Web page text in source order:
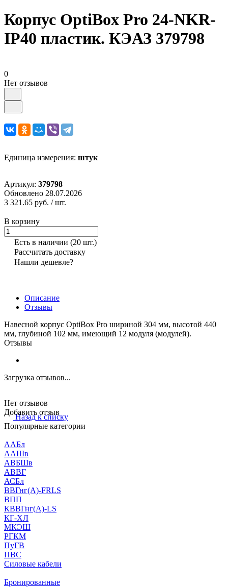
Корпус OptiBox Pro 24-NKR-
IP40 пластик. КЭАЗ 379798
0
Нет отзывов
Единица измерения: штук
Артикул: 379798
Обновлено 28.07.2026
3 321.65 руб. / шт.
В корзину
Есть в наличии (20 шт.)
Рассчитать доставку
Нашли дешевле?
Описание
Отзывы
Навесной корпус OptiBox Pro шириной 304 мм, высотой 440
мм, глубиной 102 мм, имеющий 12 модуля (модулей).
Отзывы
Загрузка отзывов...
Нет отзывов
Добавить отзыв
Назад к списку
Популярные категории
ААБл
ААШв
АВБШв
АВВГ
АСБл
ВВГнг(А)-FRLS
ВПП
КВВГнг(А)-LS
КГ-ХЛ
МКЭШ
РГКМ
ПуГВ
ПВС
Силовые кабели
Бронированные